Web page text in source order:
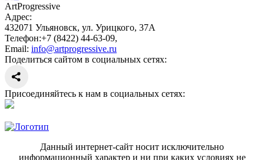
ArtProgressive
Адрес:
432071 Ульяновск, ул. Урицкого, 37А
Телефон:+7 (8422) 44-63-09,
Email: info@artprogressive.ru
Поделиться сайтом в социальных сетях:
Присоединяйтесь к нам в социальных сетях:
Данный интернет-сайт носит исключительно
информационный характер и ни при каких условиях не